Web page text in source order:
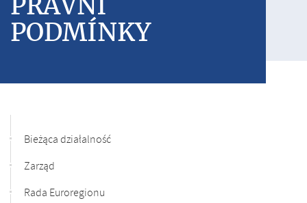
PODMÍNKY
Bieżąca działalność
Zarząd
Rada Euroregionu